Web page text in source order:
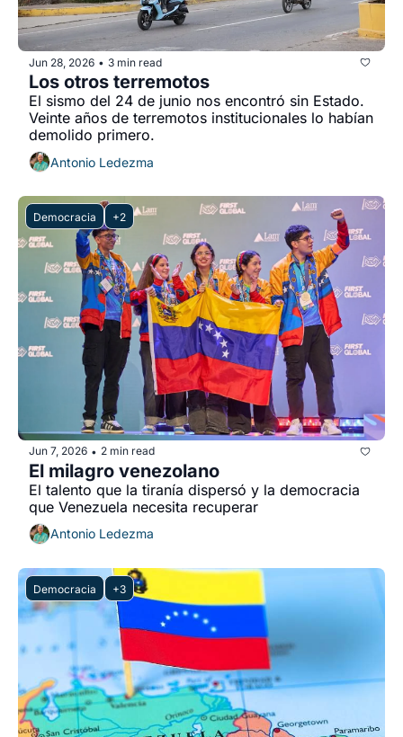
Jun 28, 2026 • 3 min read
Los otros terremotos
El sismo del 24 de junio nos encontró sin Estado.
Veinte años de terremotos institucionales lo habían
demolido primero.
Antonio Ledezma
Democracia +2
Jun 7, 2026 • 2 min read
El milagro venezolano
El talento que la tiranía dispersó y la democracia
que Venezuela necesita recuperar
Antonio Ledezma
Democracia +3